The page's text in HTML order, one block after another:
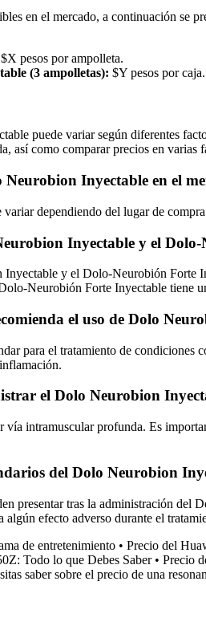
en el mercado, a continuación
$X pesos por ampolleta.
(3 ampolletas): $Y pesos por caja.
puede variar según diferentes
así como comparar precios en varias
Inyectable en el
dependiendo del lugar de
Inyectable y el
y el Dolo-Neurobión Forte
Neurobión Forte Inyectable tiene
el uso de Dolo
para el tratamiento de condiciones
el Dolo Neurobion
intramuscular profunda. Es
del Dolo Neurobion
presentar tras la administración
efecto adverso durante el
de entretenimiento • Precio del
Todo lo que Debes Saber• Precio
saber sobre el precio de una